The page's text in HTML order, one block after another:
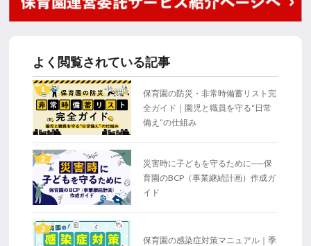
よく閲覧されている記事
1
保育園の防災・非常時備蓄リスト完
全ガイド｜園児と職員を守る“日常
備え”の仕組み
2
災害時に子どもを守るために──保
育園のBCP（事業継続計画）作成ガ
イド
3
保育園の感染症対策マニュアル｜季